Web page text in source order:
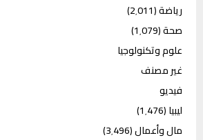
رياضة(2٬011)
صحة(1٬079)
علوم وتكنولوجيا
غير مصنف
فيديو
ليبيا(1٬476)
مال وأعمال(3٬496)